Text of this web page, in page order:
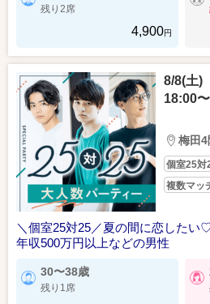
残り2席
4,900円
8/8(土)
18:00
梅田4
個室25対
複数マッ
＼個室25対25／夏の間に恋したい
年収500万円以上などの男性
30〜38歳
残り1席